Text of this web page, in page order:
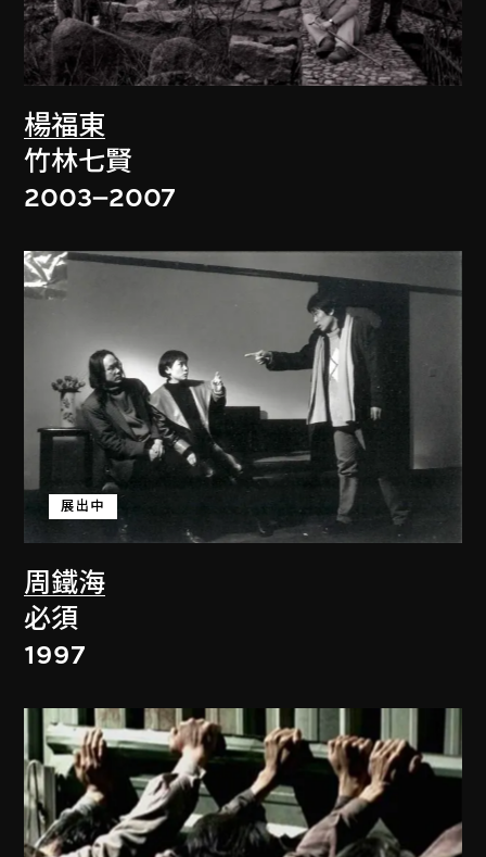
楊福東
竹林七賢
2003–2007
周鐵海
展出中
必須
1997